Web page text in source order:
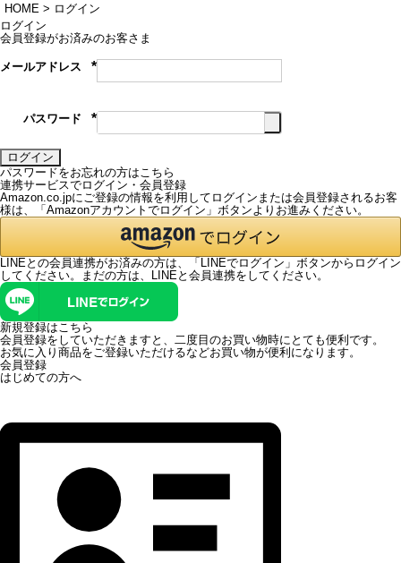
HOME
ログイン
ログイン
会員登録がお済みのお客さま
メールアドレス
(必
パスワード
(必
ログイン
パスワードをお忘れの方はこちら
連携サービスでログイン・会員登録
Amazon.co.jpにご登録の情報を利用してログインまたは会員登録されるお客
様は、「Amazonアカウントでログイン」ボタンよりお進みください。
LINEとの会員連携がお済みの方は、「LINEでログイン」ボタンからログイン
してください。まだの方は、
LINEと会員連携をしてください。
新規登録はこちら
会員登録をしていただきますと、二度目のお買い物時にとても便利です。
お気に入り商品をご登録いただけるなどお買い物が便利になります。
会員登録
はじめての方へ